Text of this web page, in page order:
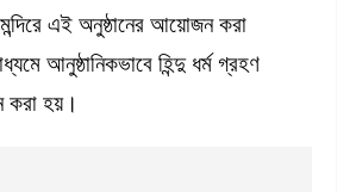
এই অনুষ্ঠানের আয়োজন করা
আনুষ্ঠানিকভাবে হিন্দু ধর্ম গ্রহণ
করা হয়।